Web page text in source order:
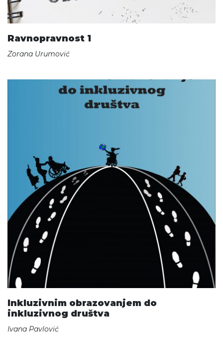
Ravnopravnost 1
Zorana Urumović
Inkluzivnim obrazovanjem do
inkluzivnog društva
Ivana Pavlović